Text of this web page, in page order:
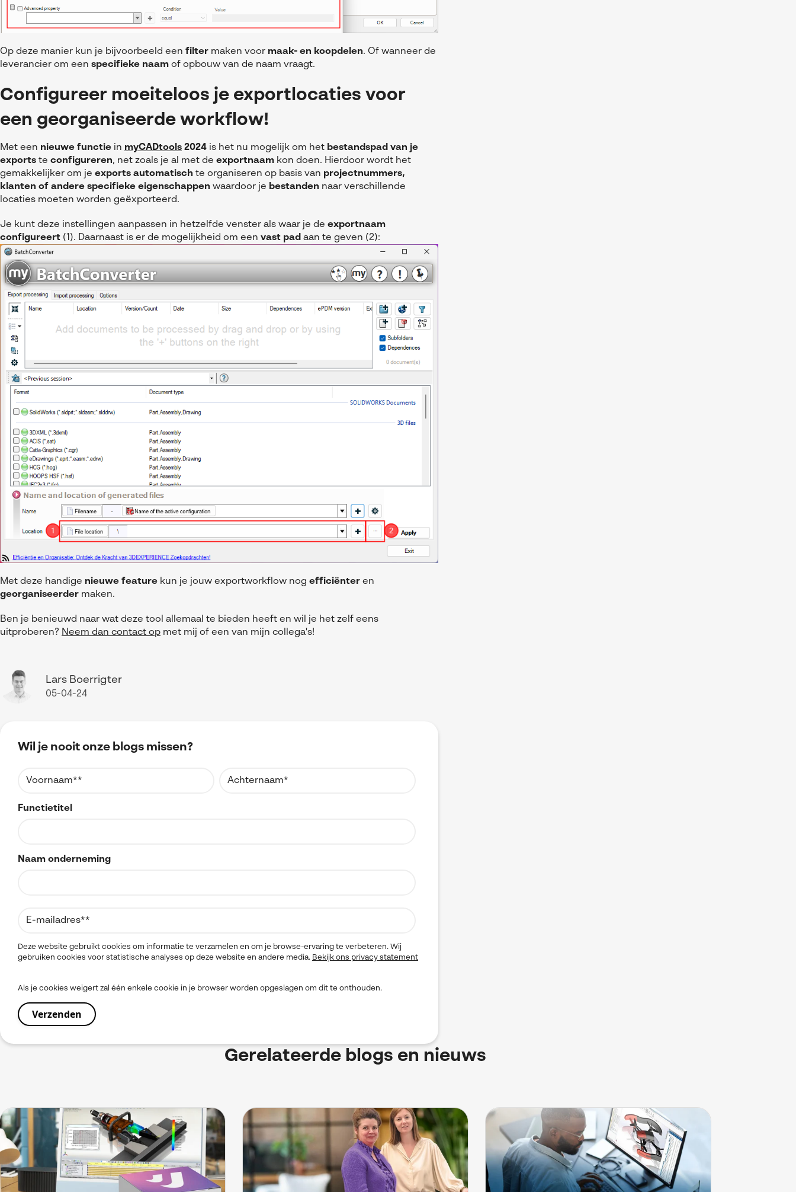
Op deze manier kun je bijvoorbeeld een filter maken voor maak- en koopdelen. Of wanneer de
leverancier om een specifieke naam of opbouw van de naam vraagt.
Configureer moeiteloos je exportlocaties voor
een georganiseerde workflow!
Met een nieuwe functie in myCADtools 2024 is het nu mogelijk om het bestandspad van je
exports te configureren, net zoals je al met de exportnaam kon doen. Hierdoor wordt het
gemakkelijker om je exports automatisch te organiseren op basis van projectnummers,
klanten of andere specifieke eigenschappen waardoor je bestanden naar verschillende
locaties moeten worden geëxporteerd.
Je kunt deze instellingen aanpassen in hetzelfde venster als waar je de exportnaam
configureert (1). Daarnaast is er de mogelijkheid om een vast pad aan te geven (2):
Met deze handige nieuwe feature kun je jouw exportworkflow nog efficiënter en
georganiseerder maken.
Ben je benieuwd naar wat deze tool allemaal te bieden heeft en wil je het zelf eens
uitproberen? Neem dan contact op met mij of een van mijn collega's!
Lars Boerrigter
05-04-24
Wil je nooit onze blogs missen?
Functietitel
Naam onderneming
Deze website gebruikt cookies om informatie te verzamelen en om je browse-ervaring te verbeteren. Wij
gebruiken cookies voor statistische analyses op deze website en andere media. Bekijk ons privacy statement
Als je cookies weigert zal één enkele cookie in je browser worden opgeslagen om dit te onthouden.
Gerelateerde blogs en nieuws